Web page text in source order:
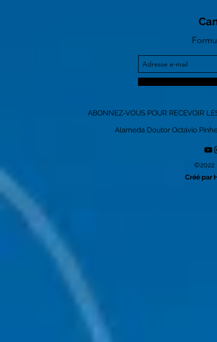
ABONNEZ-VOUS POUR RECEVOIR
Alameda Doutor Octávio
©2022
Créé par